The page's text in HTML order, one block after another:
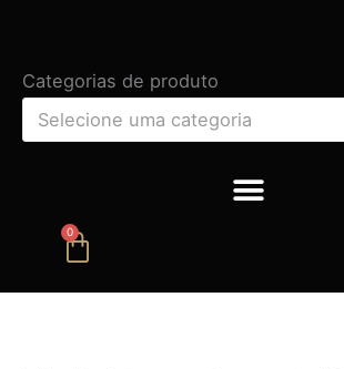
Categorias de produto
Selecione uma categoria
0
Carrinho